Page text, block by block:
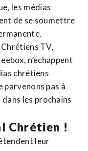
les médias
de se soumettre
TV,
n’échappent
chrétiens
pas à
les prochains
Chrétien !
leur